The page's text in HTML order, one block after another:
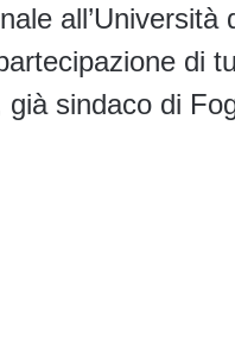
di
sindaco di